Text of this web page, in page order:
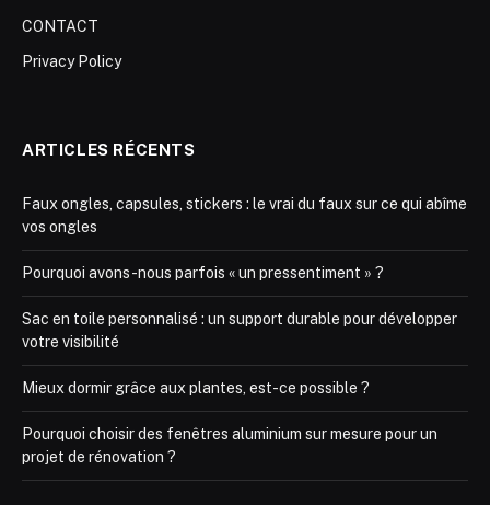
CONTACT
Privacy Policy
ARTICLES RÉCENTS
Faux ongles, capsules, stickers : le vrai du faux sur ce qui abîme
vos ongles
Pourquoi avons-nous parfois « un pressentiment » ?
Sac en toile personnalisé : un support durable pour développer
votre visibilité
Mieux dormir grâce aux plantes, est-ce possible ?
Pourquoi choisir des fenêtres aluminium sur mesure pour un
projet de rénovation ?